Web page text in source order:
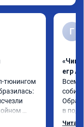
тюнингом
Г
«Чип
егр
Всем
в